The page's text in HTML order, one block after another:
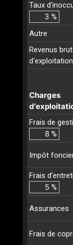
Taux
%
Autre
Revenus
d'exploitation
Charges
Frais de
%
Impôt
Frais
%
Assurances
Frais de